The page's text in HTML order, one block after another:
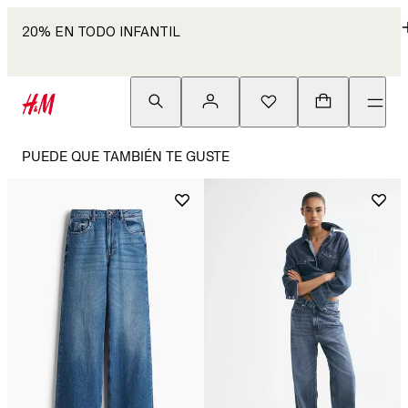
20% EN TODO INFANTIL
PUEDE QUE TAMBIÉN TE GUSTE